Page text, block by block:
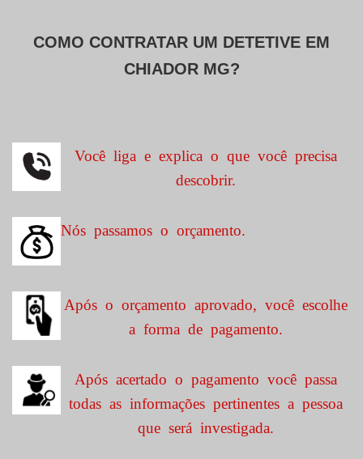
COMO CONTRATAR UM DETETIVE EM
CHIADOR MG?
Você liga e explica o que você precisa
descobrir.
Nós passamos o orçamento.
Após o orçamento aprovado, você escolhe
a forma de pagamento.
Após acertado o pagamento você passa
todas as informações pertinentes a pessoa
que será investigada.